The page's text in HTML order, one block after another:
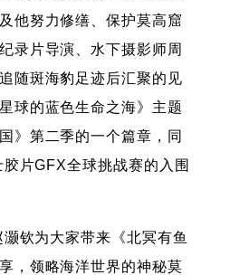
他努力修缮、保护莫高窟
录片导演、水下摄影师周
随斑海豹足迹后汇聚的见
球的蓝色生命之海》主题
》第二季的一个篇章，同
片GFX全球挑战赛的入围
钦为大家带来《北冥有鱼
，领略海洋世界的神秘莫